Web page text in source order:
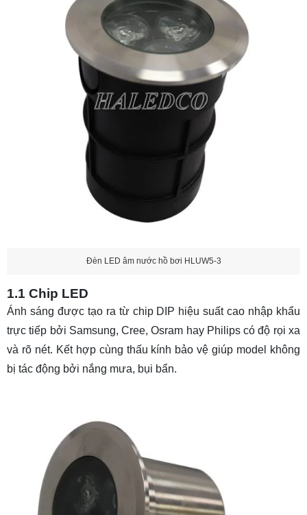
Đèn LED âm nước hồ bơi HLUW5-3
1.1 Chip LED
Ánh sáng được tạo ra từ chip DIP hiệu suất cao nhập khẩu
trực tiếp bởi Samsung, Cree, Osram hay Philips có độ rọi xa
và rõ nét. Kết hợp cùng thấu kính bảo vệ giúp model không
bị tác động bởi nắng mưa, bụi bẩn.